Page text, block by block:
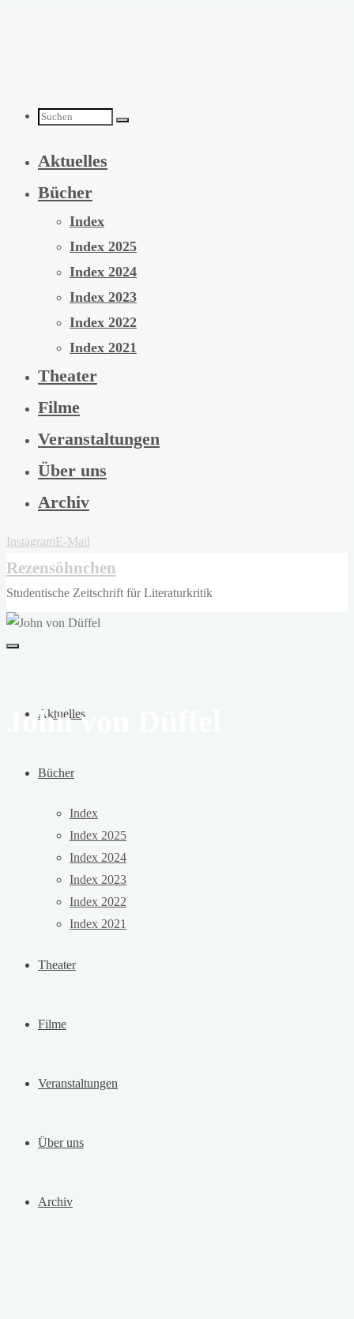
Suchen
nach:
Aktuelles
Bücher
Index
Index 2025
Index 2024
Index 2023
Index 2022
Index 2021
Theater
Filme
Veranstaltungen
Über uns
Archiv
InstagramE-Mail
Rezensöhnchen
Studentische Zeitschrift für Literaturkritik
Aktuelles
Bücher
Index
Index 2025
Index 2024
Index 2023
Index 2022
Index 2021
Theater
Filme
Veranstaltungen
Über uns
Archiv
John von Düffel